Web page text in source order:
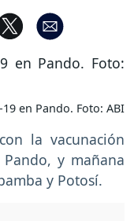
en Pando. Foto: ABI
la vacunación
y mañana
y Potosí.